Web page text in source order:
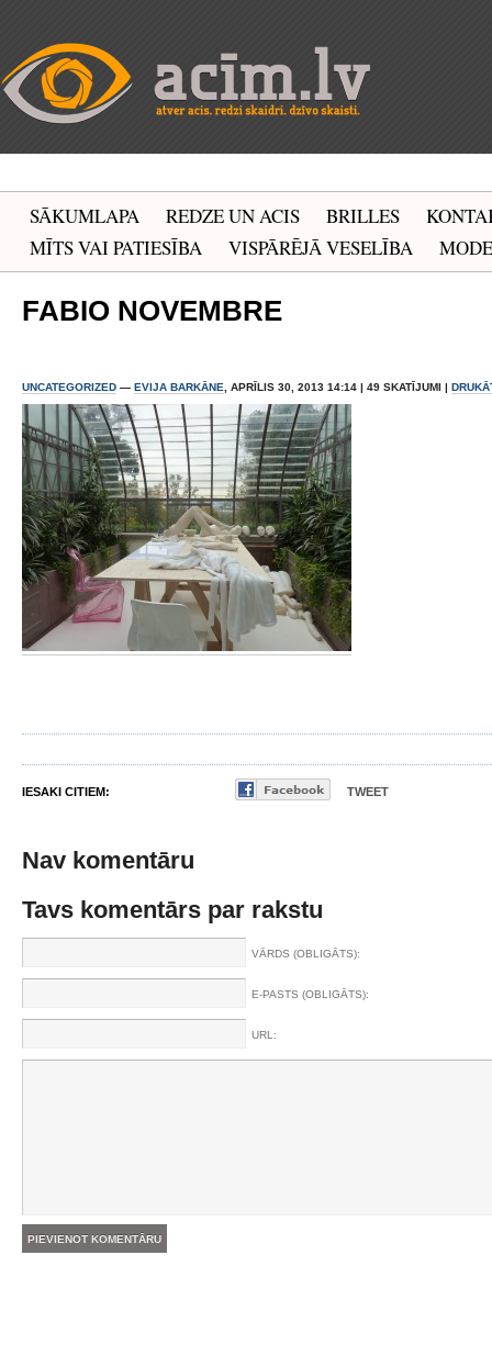
SĀKUMLAPA REDZE UN ACIS BRILLES
MĪTS VAI PATIESĪBA
VISPĀRĒJĀ VESELĪBA MODE
FABIO NOVEMBRE
UNCATEGORIZED — EVIJA BARKĀNE , APRĪLIS 30, 2013 14:14 | 49 SKATĪJUMI |
IESAKI CITIEM: TWEET
Nav komentāru
Tavs komentārs par rakstu
VĀRDS (OBLIGĀTS):
E-PASTS (OBLIGĀTS):
URL: